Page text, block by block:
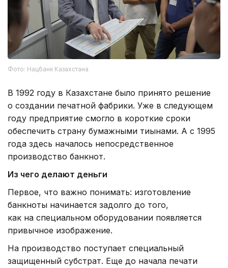
Фото: Нацбанк Казахстана
В 1992 году в Казахстане было принято решение
о создании печатной фабрики. Уже в следующем
году предприятие смогло в короткие сроки
обеспечить страну бумажными тиынами. А с 1995
года здесь началось непосредственное
производство банкнот.
Из чего делают деньги
Первое, что важно понимать: изготовление
банкноты начинается задолго до того,
как на специальном оборудовании появляется
привычное изображение.
На производство поступает специальный
защищенный субстрат. Еще до начала печати